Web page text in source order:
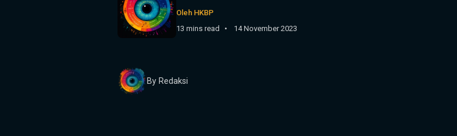
Oleh HKBP
13 mins read
14 November 2023
By Redaksi